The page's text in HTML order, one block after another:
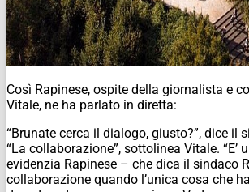
Così Rapinese, ospite della giornalista e
Vitale, ne ha parlato in diretta:
“Brunate cerca il dialogo, giusto?”, dice il
“La collaborazione”, sottolinea Vitale. “E’
evidenzia Rapinese – che dica il sindaco
collaborazione quando l’unica cosa che